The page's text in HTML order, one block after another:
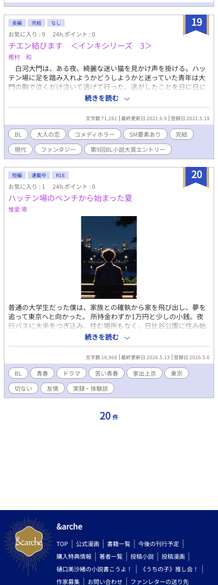
19
長編 完結 なし
お気に入り : 9 24h.ポイント : 0
チエン結びます ＜インキシリーズ 3＞
樫村 和
白河大門は、ある夜、綺麗な迷い猫を見かけ声を掛ける。ハッ
テン場に足を踏み入れようかどうしようかと迷っていた青年は大
門の胸で泣くだけ泣いて逃げて行った。逃がしたことを日に日に
後悔するする大門。自分の夢だった整体院を開院するにあたり、
神事を執り行う為の祭壇を作りながらも、どこか上の空で、手伝
っていてくれていた有川にも笑われる始末。『地縁結び』という
神事が始まり、祭主が施主の前に現れる。その祭主が大門が逃が
した猫だった。祭主も大門を見て声を失う。祭主は瑞葵という綺
麗な名前の猫だった。 神事が終わった後、再び大門の前に現れ
た瑞葵を連れて帰っていい？と聞く大門。あまり世間の事を知ら
ない瑞葵とゆっくりと関係を構築していく大門の前に、喜屋とい
う男が現れる。瑞葵を先に見つけたのは自分だとあからさまに戦
線布告される。喜屋が大門にコンタクトを取ったことに驚いた瑞
葵が自分から喜屋に話すと出ていくが……。瑞葵の弟、甥っ子ま
で巻き込んでの騒ぎになる。
続きを読む
文字数 71,261 最終更新日 2021.6.9 登録日 2021.5.18
BL 大人の恋 コメディホラー SM要素あり
完結
現代
ファンタジー 第9回BL小説大賞エントリー
20
短編 連載中 R18
お気に入り : 1 24h.ポイント : 0
ハッテン場のベンチから始まった夏
惟愛 零
普通の大学生だった僕は、家族との確執から家を飛び出し、夢を
追って東京へと向かった。 所持金わずか1万円と少しの小銭。夜
行バスに大半をつぎ込み、住む場所もなく、日比谷公園に住み始
める—— 何も知らずに野宿生活を始めた場所。そこは「ハッテン
場」だった。 その偶然が偶然を呼び、温かい出会いを重ね、夢を
追いかけた短い夏へとつながる。 しかしそのすべては、あの「20
分間、全裸でステージに立った夜」へと繋がっていく。 この物語
は、『ステージに裸で立った20分』の数ヶ月前を描いた前日譚で
す。 全13話＋１話予定です。（１話延びてしまいました） R18要
素は第4話のみですが、未熟で愚かな若者が必死に生き延びようと
もがいた、痛々しくも切ない青春サバイバルをお楽しみいただけ
続きを読む
文字数 18,968 最終更新日 2026.5.13 登録日 2026.5.6
BL 青春 ドラマ 苦い青春 家出上京
東京
切ない
友情 実録・体験談
20 件
&arche
TOP 公式漫画 書籍一覧
今後の刊行予定
購入特典情報
著者一覧 投稿小説
投稿漫画
樋口美沙緒の小説書こうよ！
《うちの子》推し会！
作家募集
お問い合わせ ファンレターの送り先